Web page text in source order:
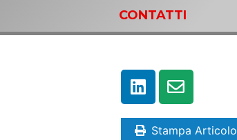
CONTATTI
Stampa Articolo